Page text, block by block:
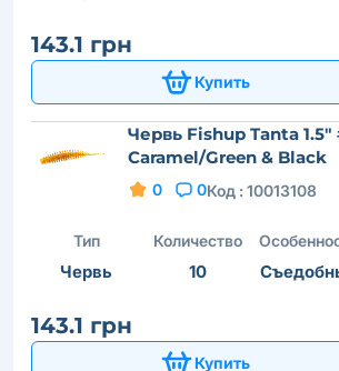
143.1 грн
Купить
Червь Fishup Tanta 1.5"
Caramel/Green & Black
0 0Код : 10013108
Тип
Червь
Количество
10
143.1 грн
Купить